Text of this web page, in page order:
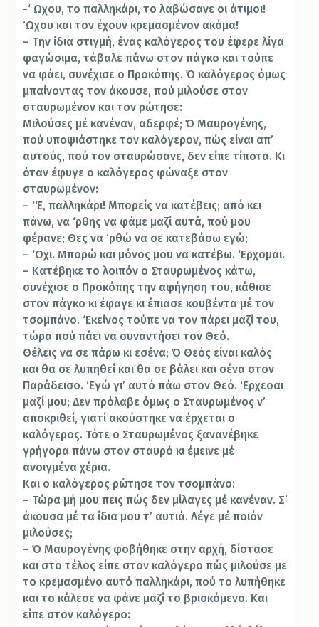
-‘ Ωχου, το παλληκάρι, το λαβώσανε οι άτιµοι!
‘Ωχου και τον έχουν κρεµασµένον ακόµα!
– Την ίδια στιγµή, ένας καλόγερος του έφερε λίγα
φαγώσιµα, τάβαλε πάνω στον πάγκο και τούπε
να φάει, συνέχισε ο Προκόπης. Ό καλόγερος όμως
µπαίνοντας τον άκουσε, πού µιλούσε στον
σταυρωµένον και τον ρώτησε:
Μιλούσες µέ κανέναν, αδερφέ; Ό Μαυρογένης,
πού υποψιάστηκε τον καλόγερον, πώς είναι απ’
αυτούς, πού τον σταυρώσανε, δεν είπε τίποτα. Κι
όταν έφυγε ο καλόγερος φώναξε στον
σταυρωµένον:
– ‘Έ, παλληκάρι! Μπορείς να κατέβεις; από κει
πάνω, να ‘ρθης να φάμε µαζί αυτά, πού µου
φέρανε; Θες να ‘ρθώ να σε κατεβάσω εγώ;
– ‘Οχι. Μπορώ και µόνος µου να κατέβω. ‘Ερχοµαι.
– Κατέβηκε το λοιπόν ο Σταυρωµένος κάτω,
συνέχισε ο Προκόπης την αφήγηση του, κάθισε
στον πάγκο κι έφαγε κι έπιασε κουβέντα µέ τον
τσοµπάνο. ‘Εκείνος τούπε να τον πάρει µαζί του,
τώρα πού πάει να συναντήσει τον Θεό.
Θέλεις να σε πάρω κι εσένα; Ό Θεός είναι καλός
και θα σε λυπηθεί και θα σε βάλει και σένα στον
Παράδεισο. ‘Εγώ γι’ αυτό πάω στον Θεό. ‘Ερχεοαι
µαζί µου; Δεν πρόλαβε όμως ο Σταυρωµένος ν’
αποκριθεί, γιατί ακούστηκε να έρχεται ο
καλόγερος. Τότε ο Σταυρωµένος ξανανέβηκε
γρήγορα πάνω στον σταυρό κι έμεινε µέ
ανοιγμένα χέρια.
Και ο καλόγερος ρώτησε τον τσοµπάνο:
– Τώρα µή µου πεις πώς δεν µίλαγες µέ κανέναν. Σ’
άκουσα µέ τα ίδια µου τ’ αυτιά. Λέγε µέ ποιόν
µιλούσες;
– Ό Μαυρογένης φοβήθηκε στην αρχή, δίστασε
και στο τέλος είπε στον καλόγερο πώς μιλούσε με
το κρεμασμένο αυτό παλληκάρι, πού το λυπήθηκε
και το κάλεσε να φάνε μαζί το βρισκόμενο. Και
είπε στον καλόγερο: